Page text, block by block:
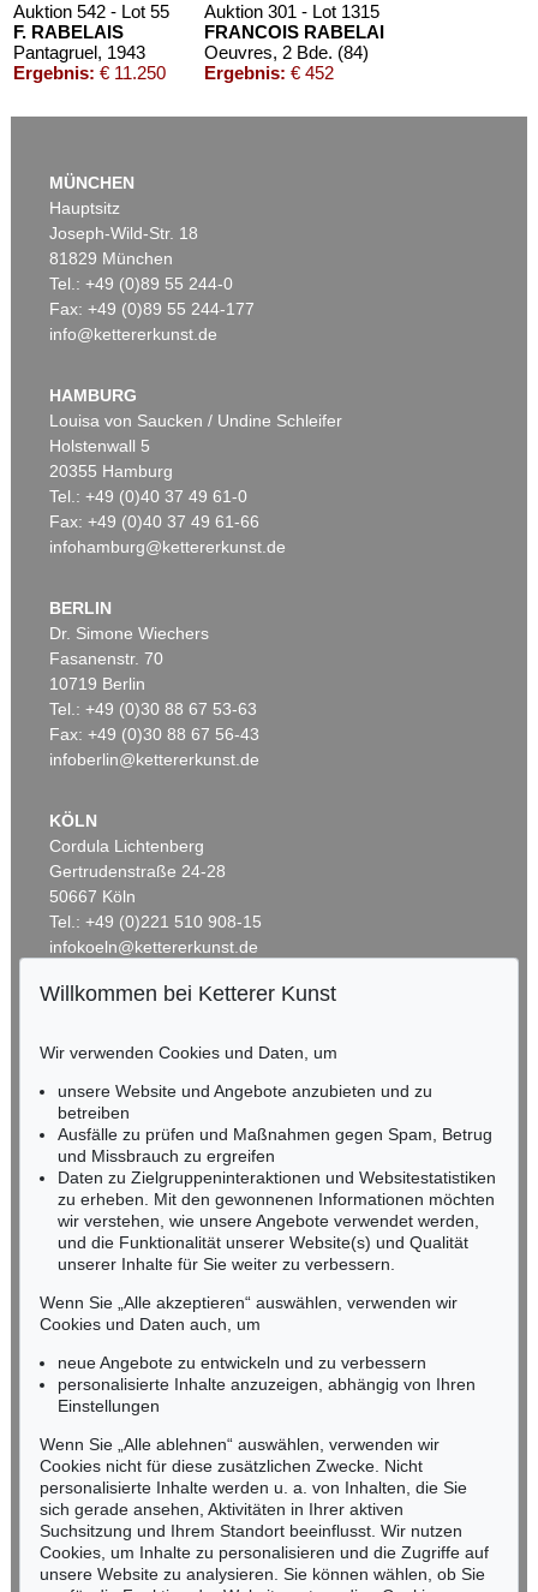
Auktion 542 - Lot 55
F. RABELAIS
Pantagruel, 1943
Ergebnis: € 11.250
Auktion 301 - Lot 1315
FRANCOIS RABELAIS
Oeuvres, 2 Bde. (84)
Ergebnis: € 452
Auktion 434 - Lot 721
Ergebnis:€ 312
FRANCOIS RABELAIS
Oeuvres (83), 1854
Ergebnis:€ 274
Auktion 353 - Lot 1661
, 1911
Ergebnis:€ 204
MÜNCHEN
Hauptsitz
Joseph-Wild-Str. 18
81829 München
Tel.: +49 (0)89 55 244-0
Fax: +49 (0)89 55 244-177
info@kettererkunst.de
HAMBURG
Louisa von Saucken / Undine Schleifer
Holstenwall 5
20355 Hamburg
Tel.: +49 (0)40 37 49 61-0
Fax: +49 (0)40 37 49 61-66
infohamburg@kettererkunst.de
BERLIN
Dr. Simone Wiechers
Fasanenstr. 70
10719 Berlin
Tel.: +49 (0)30 88 67 53-63
Fax: +49 (0)30 88 67 56-43
infoberlin@kettererkunst.de
KÖLN
Cordula Lichtenberg
Gertrudenstraße 24-28
50667 Köln
Tel.: +49 (0)221 510 908-15
infokoeln@kettererkunst.de
RHEINLAND-PFALZ
Miriam Heß
Tel.: +49 (0)62 21 58 80-038
Fax: +49 (0)62 21 58 80-595
infoheidelberg@kettererkunst.de
NORDDEUTSCHLAND
Nico Kassel, M.A.
Tel.: +49 (0)89 55244-164
Mobil: +49 (0)171 8618661
n.kassel@kettererkunst.de
Keine Auktion mehr verpassen!
Wir informieren Sie rechtzeitig.
Jetzt zum Newsletter anmelden >
Willkommen bei Ketterer Kunst
Wir verwenden Cookies und Daten, um
unsere Website und Angebote anzubieten und zu
betreiben
Ausfälle zu prüfen und Maßnahmen gegen Spam, Betrug
und Missbrauch zu ergreifen
Daten zu Zielgruppeninteraktionen und Websitestatistiken
zu erheben. Mit den gewonnenen Informationen möchten
wir verstehen, wie unsere Angebote verwendet werden,
und die Funktionalität unserer Website(s) und Qualität
unserer Inhalte für Sie weiter zu verbessern.
Wenn Sie „Alle akzeptieren“ auswählen, verwenden wir
Cookies und Daten auch, um
neue Angebote zu entwickeln und zu verbessern
personalisierte Inhalte anzuzeigen, abhängig von Ihren
Einstellungen
Wenn Sie „Alle ablehnen“ auswählen, verwenden wir
Cookies nicht für diese zusätzlichen Zwecke. Nicht
personalisierte Inhalte werden u. a. von Inhalten, die Sie
sich gerade ansehen, Aktivitäten in Ihrer aktiven
Suchsitzung und Ihrem Standort beeinflusst. Wir nutzen
Cookies, um Inhalte zu personalisieren und die Zugriffe auf
unsere Website zu analysieren. Sie können wählen, ob Sie